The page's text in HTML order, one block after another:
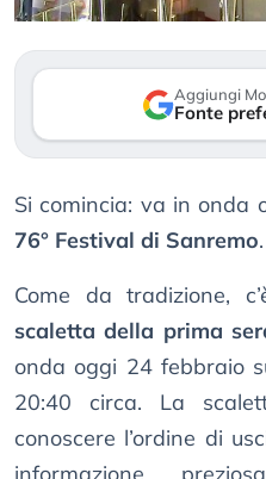
Aggiungi
Fonte
Si comincia: va in onda
76° Festival di Sanremo.
Come da tradizione,
scaletta della prima
onda oggi 24 febbraio
20:40 circa. La
conoscere l’ordine di